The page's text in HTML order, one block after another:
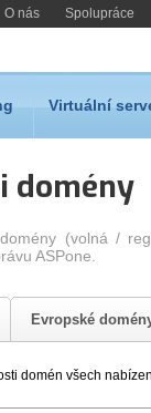
O nás Spolupráce
Virtuální
domény
(volná /
ASPone.
Evropské
domén všech